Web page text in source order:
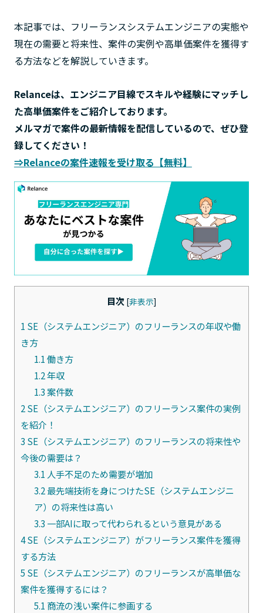
本記事では、フリーランスシステムエンジニアの実態や
現在の需要と将来性、案件の実例や高単価案件を獲得す
る方法などを解説していきます。
Relanceは、エンジニア目線でスキルや経験にマッチし
た高単価案件をご紹介しております。
メルマガで案件の最新情報を配信しているので、ぜひ登
録してください！
⇒Relanceの案件速報を受け取る【無料】
目次 [非表示]
1 SE（システムエンジニア）のフリーランスの年収や働
き方
1.1働き方
1.2年収
1.3案件数
2SE（システムエンジニア）のフリーランス案件の実例
を紹介！
3 SE（システムエンジニア）のフリーランスの将来性や
今後の需要は？
3.1 人手不足のため需要が増加
3.2最先端技術を身につけたSE（システムエンジニ
ア）の将来性は高い
3.3 一部AIに取って代わられるという意見がある
4SE（システムエンジニア）がフリーランス案件を獲得
する方法
5 SE（システムエンジニア）のフリーランスが高単価な
案件を獲得するには？
5.1 商流の浅い案件に参画する